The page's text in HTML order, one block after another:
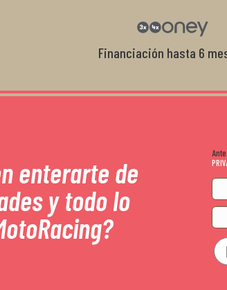
Financiación hasta 6
enterarte de
y todo lo